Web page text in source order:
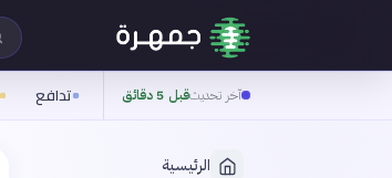
آخر تحديثقبل 5 دقائق تدافع
الرئيسية